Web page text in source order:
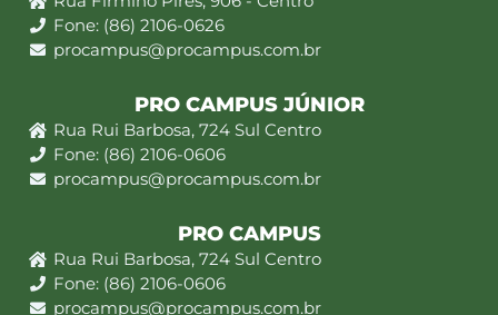
Fone: (86) 2106-0626
procampus@procampus.com.br
PRO CAMPUS JÚNIOR
Rua Rui Barbosa, 724 Sul Centro
Fone: (86) 2106-0606
procampus@procampus.com.br
PRO CAMPUS
Rua Rui Barbosa, 724 Sul Centro
Fone: (86) 2106-0606
procampus@procampus.com.br